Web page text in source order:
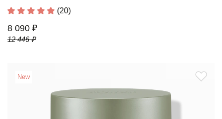
(20)
8 090 ₽
12 446 ₽
New